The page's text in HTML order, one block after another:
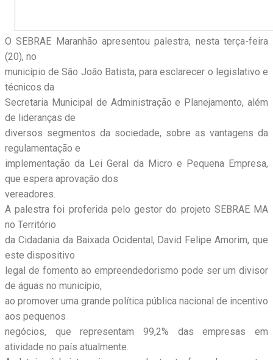
O SEBRAE Maranhão apresentou palestra, nesta terça-feira
(20), no
município de São João Batista, para esclarecer o legislativo e
técnicos da
Secretaria Municipal de Administração e Planejamento, além
de lideranças de
diversos segmentos da sociedade, sobre as vantagens da
regulamentação e
implementação da Lei Geral da Micro e Pequena Empresa,
que espera aprovação dos
vereadores.
A palestra foi proferida pelo gestor do projeto SEBRAE MA
no Território
da Cidadania da Baixada Ocidental, David Felipe Amorim, que
este dispositivo
legal de fomento ao empreendedorismo pode ser um divisor
de águas no município,
ao promover uma grande política pública nacional de incentivo
aos pequenos
negócios, que representam 99,2% das empresas em
atividade no país atualmente.